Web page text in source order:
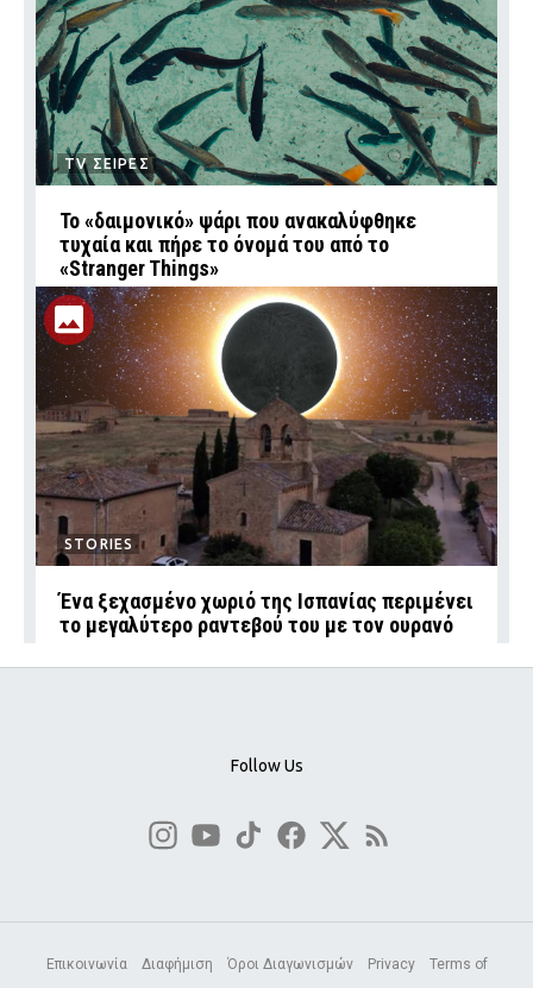
TV ΣΕΙΡΕΣ
Το «δαιμονικό» ψάρι που ανακαλύφθηκε
τυχαία και πήρε το όνομά του από το
«Stranger Things»
STORIES
Ένα ξεχασμένο χωριό της Ισπανίας περιμένει
το μεγαλύτερο ραντεβού του με τον ουρανό
Follow Us
Επικοινωνία Διαφήμιση Όροι Διαγωνισμών Privacy Terms of